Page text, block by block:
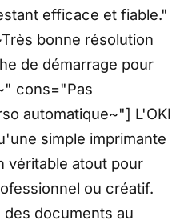
efficace et fiable."
bonne résolution
de démarrage pour
cons="Pas
automatique~"] L'OKI
simple imprimante
véritable atout pour
ou créatif.
des documents au